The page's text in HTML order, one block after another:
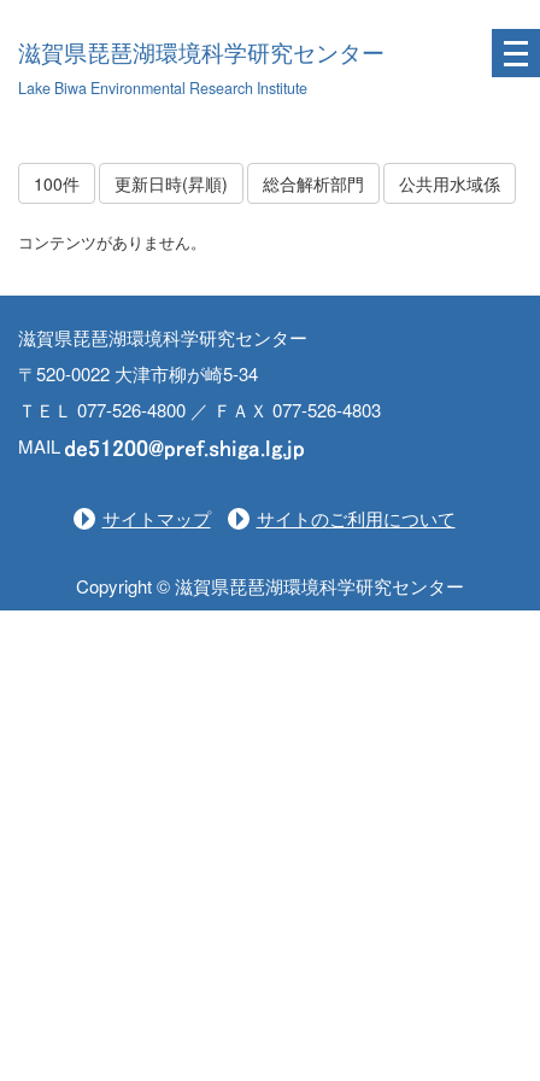
滋賀県琵琶湖環境科学研究センター
Lake Biwa Environmental Research Institute
100件 更新日時(昇順) 総合解析部門 公共用水域係
コンテンツがありません。
滋賀県琵琶湖環境科学研究センター
〒520-0022 大津市柳が崎5-34
ＴＥＬ 077-526-4800 ／ ＦＡＸ 077-526-4803
MAIL
サイトマップ サイトのご利用について
Copyright © 滋賀県琵琶湖環境科学研究センター